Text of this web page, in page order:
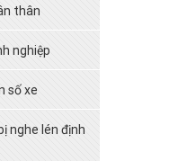
thân
nghiệp
số xe
nghe lén định